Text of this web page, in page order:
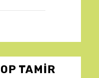
TAMIR